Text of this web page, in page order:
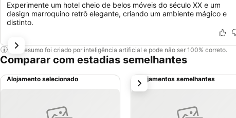
Experimente um hotel cheio de belos móveis do século XX e um
design marroquino retrô elegante, criando um ambiente mágico e
distinto.
Este resumo foi criado por inteligência artificial e pode não ser 100% correto.
Comparar com estadias semelhantes
Alojamento selecionado Alojamentos semelhantes
próximo